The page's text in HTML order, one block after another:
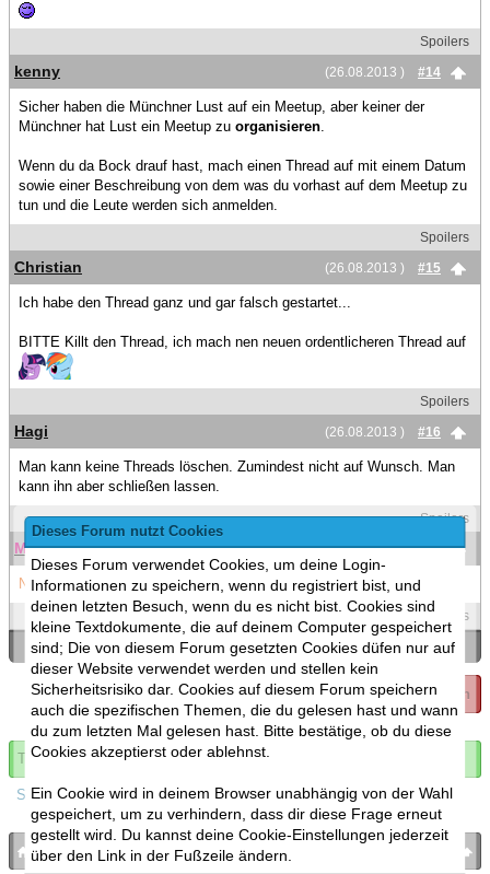
Dieses Forum nutzt Cookies
Dieses Forum verwendet Cookies, um deine Login-
Informationen zu speichern, wenn du registriert bist, und
deinen letzten Besuch, wenn du es nicht bist. Cookies sind
kleine Textdokumente, die auf deinem Computer gespeichert
sind; Die von diesem Forum gesetzten Cookies düfen nur auf
dieser Website verwendet werden und stellen kein
Sicherheitsrisiko dar. Cookies auf diesem Forum speichern
auch die spezifischen Themen, die du gelesen hast und wann
du zum letzten Mal gelesen hast. Bitte bestätige, ob du diese
Cookies akzeptierst oder ablehnst.
Ein Cookie wird in deinem Browser unabhängig von der Wahl
gespeichert, um zu verhindern, dass dir diese Frage erneut
gestellt wird. Du kannst deine Cookie-Einstellungen jederzeit
über den Link in der Fußzeile ändern.
Spoilers
(26.08.2013 )
#14
kenny
Sicher haben die Münchner Lust auf ein Meetup, aber keiner der
Münchner hat Lust ein Meetup zu organisieren.
Wenn du da Bock drauf hast, mach einen Thread auf mit einem Datum
sowie einer Beschreibung von dem was du vorhast auf dem Meetup zu
tun und die Leute werden sich anmelden.
Spoilers
(26.08.2013 )
#15
Christian
Ich habe den Thread ganz und gar falsch gestartet...
BITTE Killt den Thread, ich mach nen neuen ordentlicheren Thread auf
Spoilers
(26.08.2013 )
#16
Hagi
Man kann keine Threads löschen. Zumindest nicht auf Wunsch. Man
kann ihn aber schließen lassen.
Spoilers
(26.08.2013 )
#17
MaSc
Na gut. Dann mach ich hier mal zu
Spoilers
«Ein Thema zurück|Ein Thema vor»
Thema geschlossen
Thema abonnieren
Spoilers
bronies.de